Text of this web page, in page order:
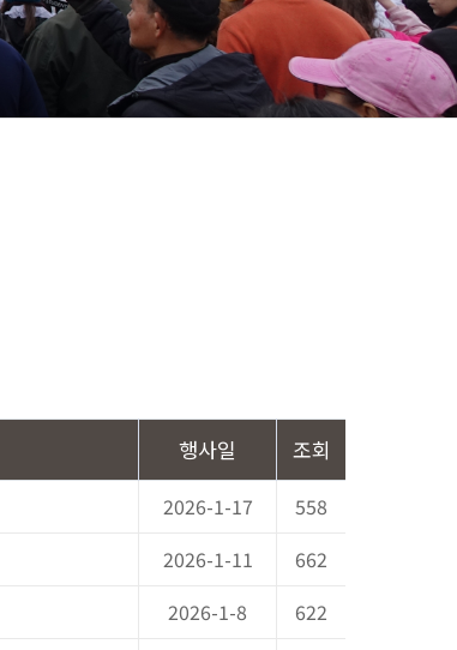
행사일 조회
2026-1-17
558
2026-1-11
662
2026-1-8
622